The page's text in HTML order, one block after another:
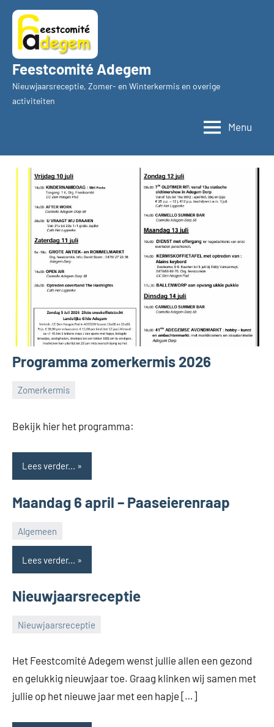
inhoud
Feestcomité Adegem
Nieuwjaarsreceptie, Zomer- en Winterkermis en overige
activiteiten
Menu
Programma zomerkermis 2026
Zomerkermis
Bekijk hier het programma:
Lees verder...
Maandag 6 april – Paaseierenraap
Algemeen
Feestcomité
Adegem
Lees verder...
Nieuwjaarsreceptie
Nieuwjaarsreceptie
Feestcomité
Het Feestcomité Adegem wenst jullie allen een gezond
en gelukkig nieuwjaar toe. Graag klinken wij samen met
jullie op het nieuwe jaar met een hapje […]